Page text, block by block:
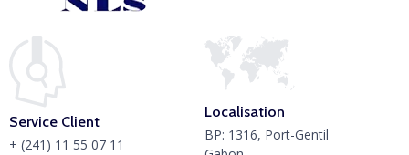
Service Client
+ (241) 11 55 07 11
Localisation
BP: 1316, Port-Gentil